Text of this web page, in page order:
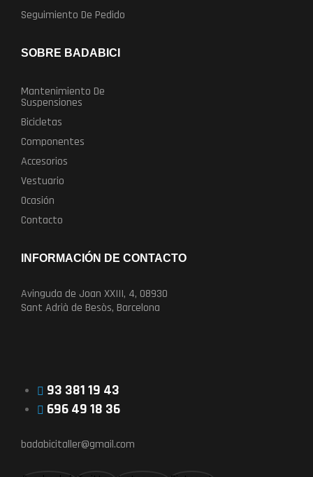
Seguimiento De Pedido
SOBRE BADABICI
Mantenimiento De
Suspensiones
Bicicletas
Componentes
Accesorios
Vestuario
Ocasión
Contacto
INFORMACIÓN DE CONTACTO
Avinguda de Joan XXIII, 4, 08930
Sant Adrià de Besòs, Barcelona
93 381 19 43
696 49 18 36
badabicitaller@gmail.com